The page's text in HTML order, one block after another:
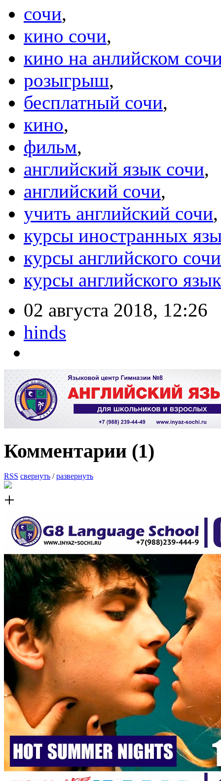
сочи,
кино сочи,
кино на анлийском
розыгрыш,
бесплатный сочи,
кино,
фильм,
английский язык сочи,
английский сочи,
учить английский сочи,
курсы иностранных
курсы английского сочи
курсы английского
02 августа 2018, 12:26
hinds
Комментарии (1)
RSS свернуть /развернуть